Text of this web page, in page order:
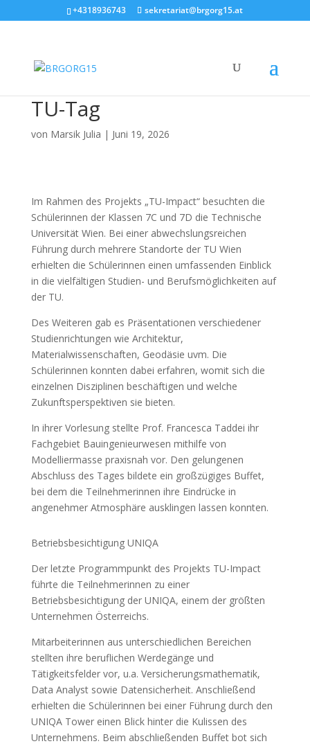
+4318936743 sekretariat@brgorg15.at
TU-Tag
von Marsik Julia | Juni 19, 2026
Im Rahmen des Projekts „TU-Impact“ besuchten die
Schülerinnen der Klassen 7C und 7D die Technische
Universität Wien. Bei einer abwechslungsreichen
Führung durch mehrere Standorte der TU Wien
erhielten die Schülerinnen einen umfassenden Einblick
in die vielfältigen Studien- und Berufsmöglichkeiten auf
der TU.
Des Weiteren gab es Präsentationen verschiedener
Studienrichtungen wie Architektur,
Materialwissenschaften, Geodäsie uvm. Die
Schülerinnen konnten dabei erfahren, womit sich die
einzelnen Disziplinen beschäftigen und welche
Zukunftsperspektiven sie bieten.
In ihrer Vorlesung stellte Prof. Francesca Taddei ihr
Fachgebiet Bauingenieurwesen mithilfe von
Modelliermasse praxisnah vor. Den gelungenen
Abschluss des Tages bildete ein großzügiges Buffet,
bei dem die Teilnehmerinnen ihre Eindrücke in
angenehmer Atmosphäre ausklingen lassen konnten.
Betriebsbesichtigung UNIQA
Der letzte Programmpunkt des Projekts TU-Impact
führte die Teilnehmerinnen zu einer
Betriebsbesichtigung der UNIQA, einem der größten
Unternehmen Österreichs.
Mitarbeiterinnen aus unterschiedlichen Bereichen
stellten ihre beruflichen Werdegänge und
Tätigkeitsfelder vor, u.a. Versicherungsmathematik,
Data Analyst sowie Datensicherheit. Anschließend
erhielten die Schülerinnen bei einer Führung durch den
UNIQA Tower einen Blick hinter die Kulissen des
Unternehmens. Beim abschließenden Buffet bot sich